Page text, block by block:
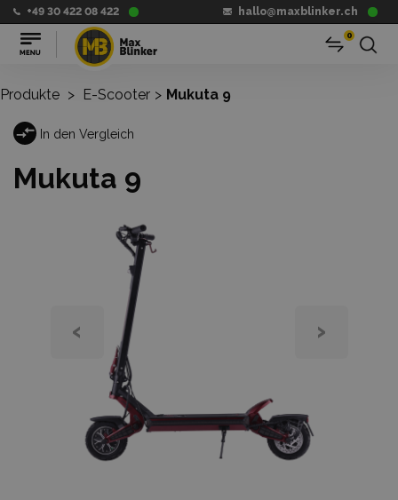
+49 30 422 08 422 hallo@maxblinker.ch
0
Produkte > E-Scooter > Mukuta 9
In den Vergleich
Mukuta 9
‹ ›